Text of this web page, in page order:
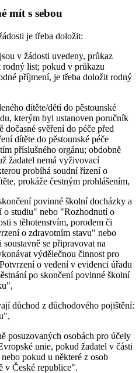
mít s sebou
je třeba doložit:
v žádosti uvedeny, průkaz
list; pokud v průkazu
příjmení, je třeba doložit rodný
dítěte/dětí do pěstounské
kterým byl ustanoven poručník
dočasné svěření do péče před
dítěte do pěstounské péče
příslušného orgánu; obdobně
žadatel nemá vyživovací
probíhá soudní řízení o
prokáže čestným prohlášením,
povinné školní docházky a
o studiu" nebo "Rozhodnutí o
s těhotenstvím, porodem či
o zdravotním stavu" nebo
se připravovat na
výdělečnou činnost pro
o vedení v evidenci úřadu
po skončení povinné školní
důchod z důchodového pojištění:
posuzovaných osobách pro účely
unie, pokud žadatel v části
pokud u některé z osob
v České republice".